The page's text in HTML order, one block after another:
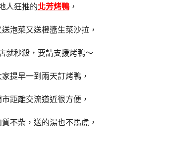
人狂推的北芳烤鴨，
泡菜又送橙醬生菜沙拉，
就秒殺，要請支援烤鴨～
提早一到兩天訂烤鴨，
市距離交流道近很方便，
不柴，送的湯也不馬虎，